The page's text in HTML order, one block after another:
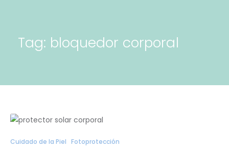
Tag: bloquedor corporal
Cuidado de la Piel Fotoprotección